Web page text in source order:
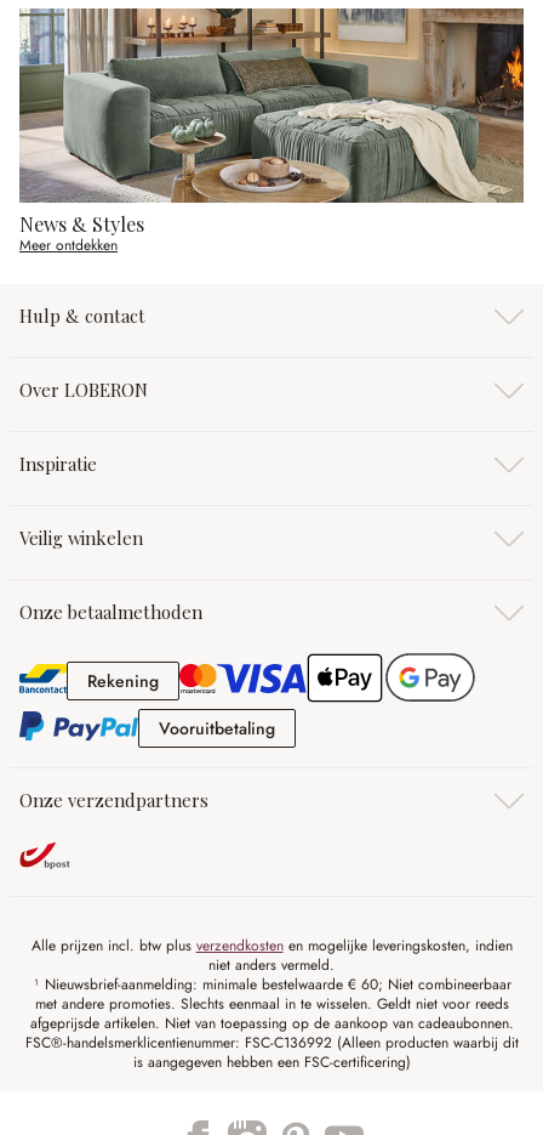
News & Styles
Meer ontdekken
Hulp & contact
Over LOBERON
Inspiratie
Veilig winkelen
Onze betaalmethoden
RekeningRekening
VooruitbetalingVooruitbetaling
Onze verzendpartners
Alle prijzen incl. btw plus verzendkostenen mogelijke leveringskosten, indien
niet anders vermeld.
¹ Nieuwsbrief-aanmelding: minimale bestelwaarde € 60; Niet combineerbaar
met andere promoties. Slechts eenmaal in te wisselen. Geldt niet voor reeds
afgeprijsde artikelen. Niet van toepassing op de aankoop van cadeaubonnen.
FSC®-handelsmerklicentienummer: FSC-C136992 (Alleen producten waarbij dit
is aangegeven hebben een FSC-certificering)